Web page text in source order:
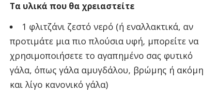
Τα υλικά που θα χρειαστείτε
1 φλιτζάνι ζεστό νερό (ή εναλλακτικά, αν
προτιμάτε μια πιο πλούσια υφή, μπορείτε να
χρησιμοποιήσετε το αγαπημένο σας φυτικό
γάλα, όπως γάλα αμυγδάλου, βρώμης ή ακόμη
και λίγο κανονικό γάλα)